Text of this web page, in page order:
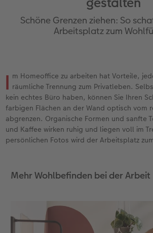
Jahrbuch gestalten
CEWE FOTOBUCH Kids
Schuber
Designvorlagen
Foto-Kochbuch
Webinare
Gestaltungsideen
Bilderboxen
Premium Poster
Fotosets
Scan-Service
Analog Services
Neuheiten
Photo Streetmap Poster
Acrylglas
Foto auf Holz
Hartschaum
Gallery Print
Willkommensschild
Mehrteiler
Dankeskarten
Dankeskarten
Weitere Anlässe
Papierqualitäten
Klappkarten
Postkarten
Einzelkarten
Textilien
Schule & Büro
Art Prints
Handyhüllen
Faber-Castell
Geschenkideen
CEWE
Wandkalender mit
NEU: Wandkalender
Neuheiten
Extras
CEWE myPhotos
Max Case
Smartflip
Cardholder
CEWE myPhotos
Neuheiten
nachhaltiger Schenken
Danke sagen
Geburtstagsgeschenke
Inspiration
Kundenbeispiele
Liebe schenken
Fototipps
Anleitungen und Hilfe
Hochzeit
Baby
Geburtstag
Faszination Fotografie
Schöne Grenzen ziehen: So
Arbeitsplatz zum
I m Homeoffice zu arbeiten hat Vorteile,
räumliche Trennung zum Privatleben.
kein echtes Büro haben, können Sie Ihren
farbigen Flächen an der Wand optisch vom
abgrenzen. Organische Formen und sanfte
und Kaffee wirken ruhig und liegen voll im
persönlichen Fotos wird der Arbeitsplatz
Mehr Wohlbefinden bei der Arbeit